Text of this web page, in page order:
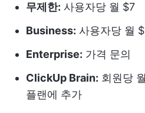
무제한: 사용자당 월 $7
Business: 사용자당 월
Enterprise: 가격 문의
ClickUp Brain: 회원당
플랜에 추가